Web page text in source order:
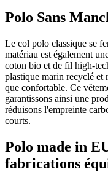
Polo Sans
Le col polo classique se
matériau est également
coton bio et de fil high-
plastique marin recyclé et
que confortable. Ce
garantissons ainsi une
réduisons l'empreinte
courts.
Polo made in
fabrications